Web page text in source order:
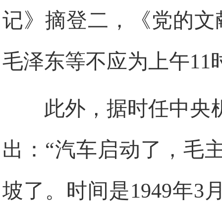
记》摘登二，《党的
毛泽东等不应为上午11
此外，据时任中央
出：“汽车启动了，毛
坡了。时间是1949年3